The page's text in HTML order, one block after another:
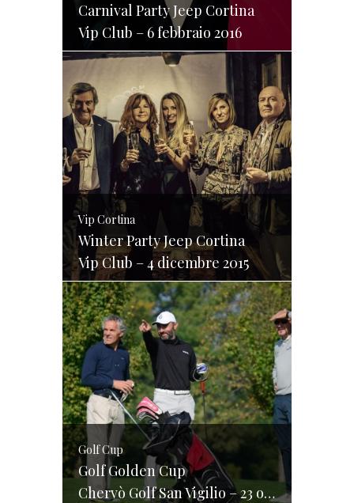
Carnival Party Jeep Cortina
Vip Club – 6 febbraio 2016
Vip Cortina
Winter Party Jeep Cortina
Vip Club – 4 dicembre 2015
Golf Cup
Golf Golden Cup
Chervò Golf San Vigilio – 23 ottobre 2015